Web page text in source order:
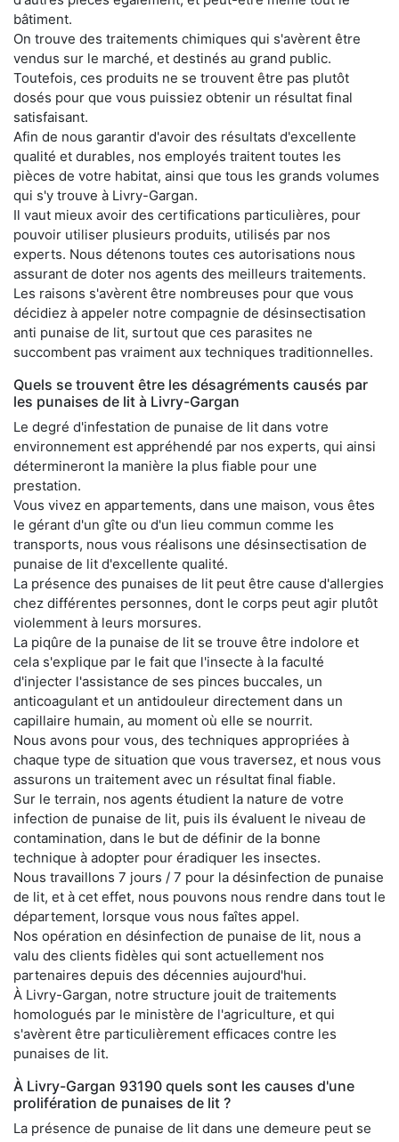
bâtiment.
On trouve des traitements chimiques qui s'avèrent être
vendus sur le marché, et destinés au grand public.
Toutefois, ces produits ne se trouvent être pas plutôt
dosés pour que vous puissiez obtenir un résultat final
satisfaisant.
Afin de nous garantir d'avoir des résultats d'excellente
qualité et durables, nos employés traitent toutes les
pièces de votre habitat, ainsi que tous les grands volumes
qui s'y trouve à Livry-Gargan.
Il vaut mieux avoir des certifications particulières, pour
pouvoir utiliser plusieurs produits, utilisés par nos
experts. Nous détenons toutes ces autorisations nous
assurant de doter nos agents des meilleurs traitements.
Les raisons s'avèrent être nombreuses pour que vous
décidiez à appeler notre compagnie de désinsectisation
anti punaise de lit, surtout que ces parasites ne
succombent pas vraiment aux techniques traditionnelles.
Quels se trouvent être les désagréments causés par
les punaises de lit à Livry-Gargan
Le degré d'infestation de punaise de lit dans votre
environnement est appréhendé par nos experts, qui ainsi
détermineront la manière la plus fiable pour une
prestation.
Vous vivez en appartements, dans une maison, vous êtes
le gérant d'un gîte ou d'un lieu commun comme les
transports, nous vous réalisons une désinsectisation de
punaise de lit d'excellente qualité.
La présence des punaises de lit peut être cause d'allergies
chez différentes personnes, dont le corps peut agir plutôt
violemment à leurs morsures.
La piqûre de la punaise de lit se trouve être indolore et
cela s'explique par le fait que l'insecte à la faculté
d'injecter l'assistance de ses pinces buccales, un
anticoagulant et un antidouleur directement dans un
capillaire humain, au moment où elle se nourrit.
Nous avons pour vous, des techniques appropriées à
chaque type de situation que vous traversez, et nous vous
assurons un traitement avec un résultat final fiable.
Sur le terrain, nos agents étudient la nature de votre
infection de punaise de lit, puis ils évaluent le niveau de
contamination, dans le but de définir de la bonne
technique à adopter pour éradiquer les insectes.
Nous travaillons 7 jours / 7 pour la désinfection de punaise
de lit, et à cet effet, nous pouvons nous rendre dans tout le
département, lorsque vous nous faîtes appel.
Nos opération en désinfection de punaise de lit, nous a
valu des clients fidèles qui sont actuellement nos
partenaires depuis des décennies aujourd'hui.
À Livry-Gargan, notre structure jouit de traitements
homologués par le ministère de l'agriculture, et qui
s'avèrent être particulièrement efficaces contre les
punaises de lit.
À Livry-Gargan 93190 quels sont les causes d'une
prolifération de punaises de lit ?
La présence de punaise de lit dans une demeure peut se